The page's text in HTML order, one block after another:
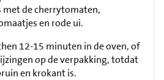
met de cherrytomaten,
en rode ui.
12-15 minuten in de oven, of
op de verpakking, totdat
en krokant is.